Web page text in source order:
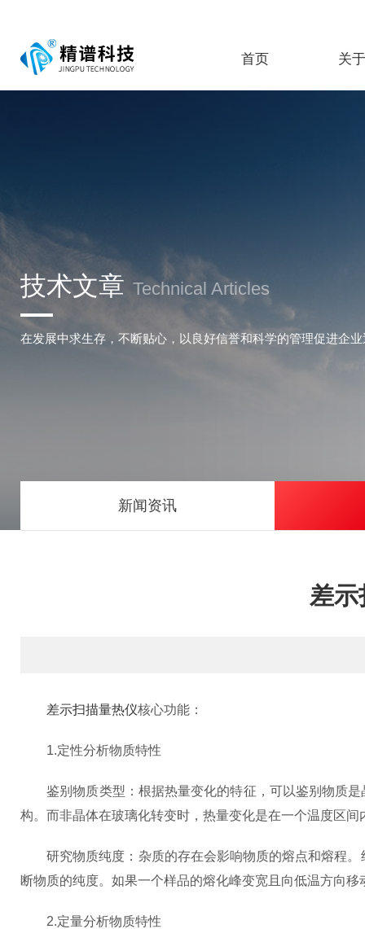
首页 关
技术文章 Technical Articles
在发展中求生存，不断贴心，以良好信誉和科学的管理促进企
新闻资讯
差
差示扫描量热仪核心功能：
1.定性分析物质特性
鉴别物质类型：根据热量变化的特征，可以鉴别物质是
构。而非晶体在玻璃化转变时，热量变化是在一个温度区
研究物质纯度：杂质的存在会影响物质的熔点和熔程。
断物质的纯度。如果一个样品的熔化峰变宽且向低温方向
2.定量分析物质特性